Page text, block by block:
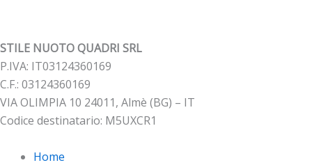
STILE NUOTO QUADRI SRL
P.IVA: IT03124360169
C.F.: 03124360169
VIA OLIMPIA 10 24011, Almè (BG) – IT
Codice destinatario: M5UXCR1
Home